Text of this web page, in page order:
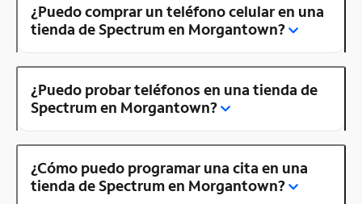
¿Puedo comprar un teléfono celular en una
tienda de Spectrum en Morgantown?
¿Puedo probar teléfonos en una tienda de
Spectrum en Morgantown?
¿Cómo puedo programar una cita en una
tienda de Spectrum en Morgantown?